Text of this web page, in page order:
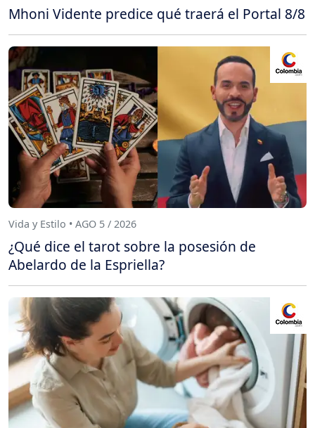
Mhoni Vidente predice qué traerá el Portal 8/8
Vida y Estilo • AGO 5 / 2026
¿Qué dice el tarot sobre la posesión de
Abelardo de la Espriella?